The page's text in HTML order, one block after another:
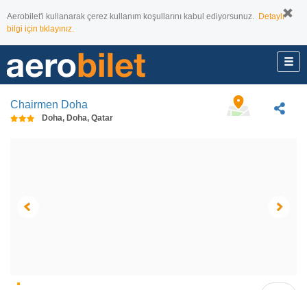
Aerobilet'i kullanarak çerez kullanım koşullarını kabul ediyorsunuz. Detaylı
bilgi için tıklayınız.
Chairmen Doha
Doha, Doha, Qatar